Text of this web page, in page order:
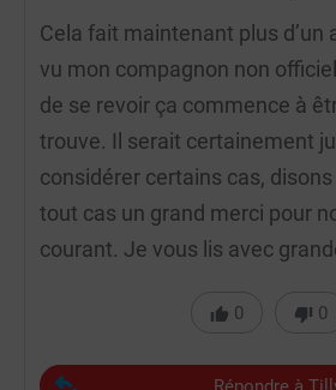
Cela fait maintenant plus d’un
vu mon compagnon non
de se revoir ça commence à
trouve. Il serait certainement
considérer certains cas,
tout cas un grand merci pour
courant. Je vous lis avec
0 0